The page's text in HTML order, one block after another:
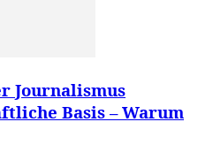
Journalismus
Basis – Warum